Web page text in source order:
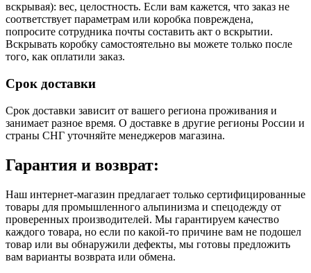
вскрывая): вес, целостность. Если вам кажется, что заказ не
соответствует параметрам или коробка повреждена,
попросите сотрудника почты составить акт о вскрытии.
Вскрывать коробку самостоятельно вы можете только после
того, как оплатили заказ.
Срок доставки
Срок доставки зависит от вашего региона проживания и
занимает разное время. О доставке в другие регионы России и
страны СНГ уточняйте менеджеров магазина.
Гарантия и возврат:
Наш интернет-магазин предлагает только сертифицированные
товары для промышленного альпинизма и спецодежду от
проверенных производителей. Мы гарантируем качество
каждого товара, но если по какой-то причине вам не подошел
товар или вы обнаружили дефекты, мы готовы предложить
вам варианты возврата или обмена.